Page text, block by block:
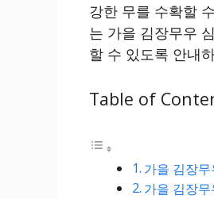
강한 무를 수확할
는 가을 김장무우
할 수 있도록 안내
Table of
가을 김장
가을 김장